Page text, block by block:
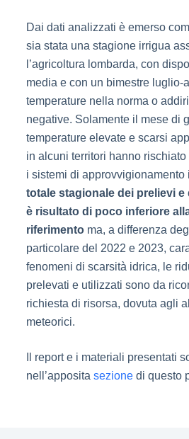
Dai dati analizzati è emerso
sia stata una stagione irrigua
l’agricoltura lombarda, con
media e con un bimestre luglio-
temperature nella norma o
negative. Solamente il mese di
temperature elevate e scarsi
in alcuni territori hanno
i sistemi di approvvigionamento
totale stagionale dei prelievi
è risultato di poco inferiore
riferimentoma, a differenza
particolare del 2022 e 2023,
fenomeni di scarsità idrica, le
prelevati e utilizzati sono da
richiesta di risorsa, dovuta agli
meteorici.
Il report e i materiali presentati
nell’apposita sezionedi questo